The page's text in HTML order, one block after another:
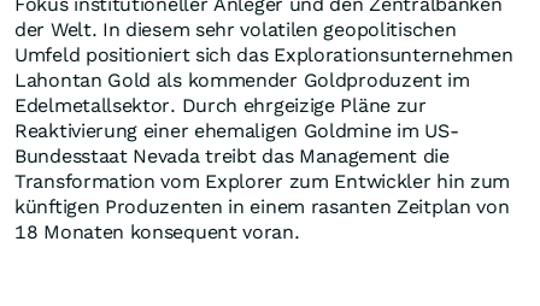
der Welt. In diesem sehr volatilen geopolitischen
Umfeld positioniert sich das Explorationsunternehmen
Lahontan Gold als kommender Goldproduzent im
Edelmetallsektor. Durch ehrgeizige Pläne zur
Reaktivierung einer ehemaligen Goldmine im US-
Bundesstaat Nevada treibt das Management die
Transformation vom Explorer zum Entwickler hin zum
künftigen Produzenten in einem rasanten Zeitplan von
18 Monaten konsequent voran.